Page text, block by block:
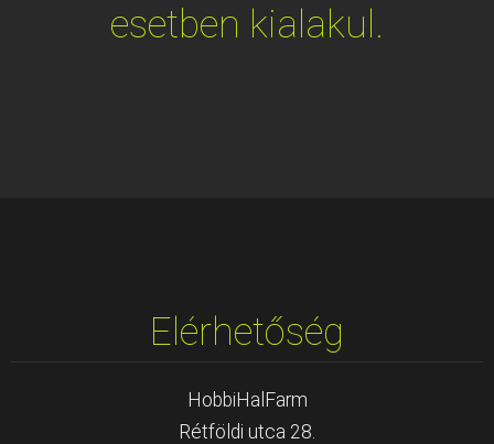
esetben kialakul.
Elérhetőség
HobbiHalFarm
Rétföldi utca 28.